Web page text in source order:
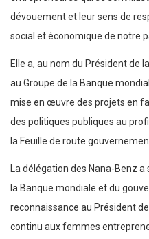
dévouement et leur sens de
social et économique de notre
Elle a, au nom du Président de
au Groupe de la Banque
mise en œuvre des projets en
des politiques publiques au
la Feuille de route
La délégation des Nana-Benz
la Banque mondiale et du
reconnaissance au Président
continu aux femmes